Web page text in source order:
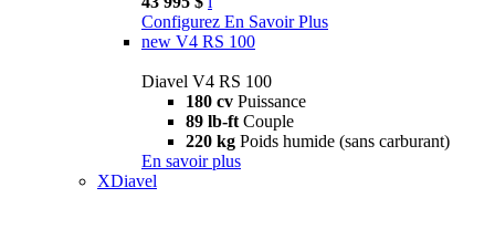
Configurez En Savoir Plus
new V4 RS 100
Diavel V4 RS 100
180 cv Puissance
89 lb-ft Couple
220 kg Poids humide (sans carburant)
En savoir plus
XDiavel